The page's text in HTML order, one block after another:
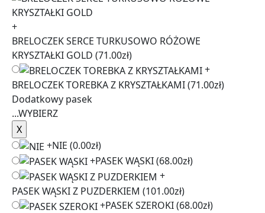
+
BRELOCZEK SERCE TURKUSOWO RÓŻOWE
KRYSZTAŁKI GOLD (71.00zł)
+
BRELOCZEK TOREBKA Z KRYSZTAŁKAMI(71.00zł)
Dodatkowy pasek
...WYBIERZ
+NIE (0.00zł)
+PASEK WĄSKI(68.00zł)
+
PASEK WĄSKI Z PUZDERKIEM (101.00zł)
+PASEK SZEROKI(68.00zł)